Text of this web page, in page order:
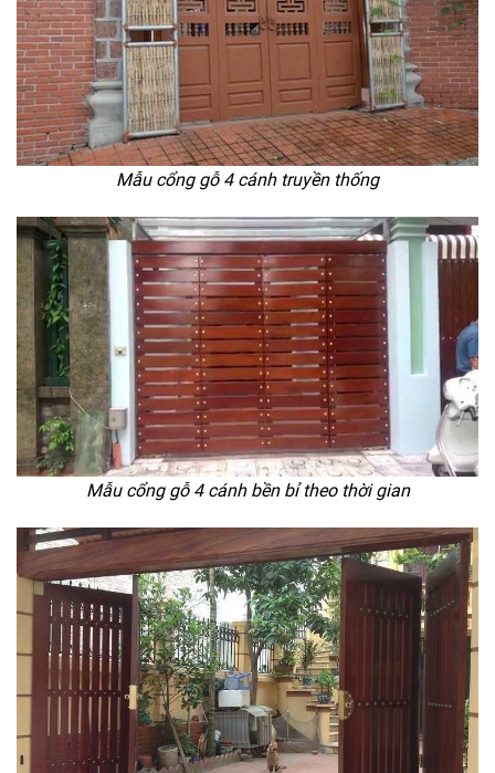
Mẫu cổng gỗ 4 cánh truyền thống
Mẫu cổng gỗ 4 cánh bền bỉ theo thời gian